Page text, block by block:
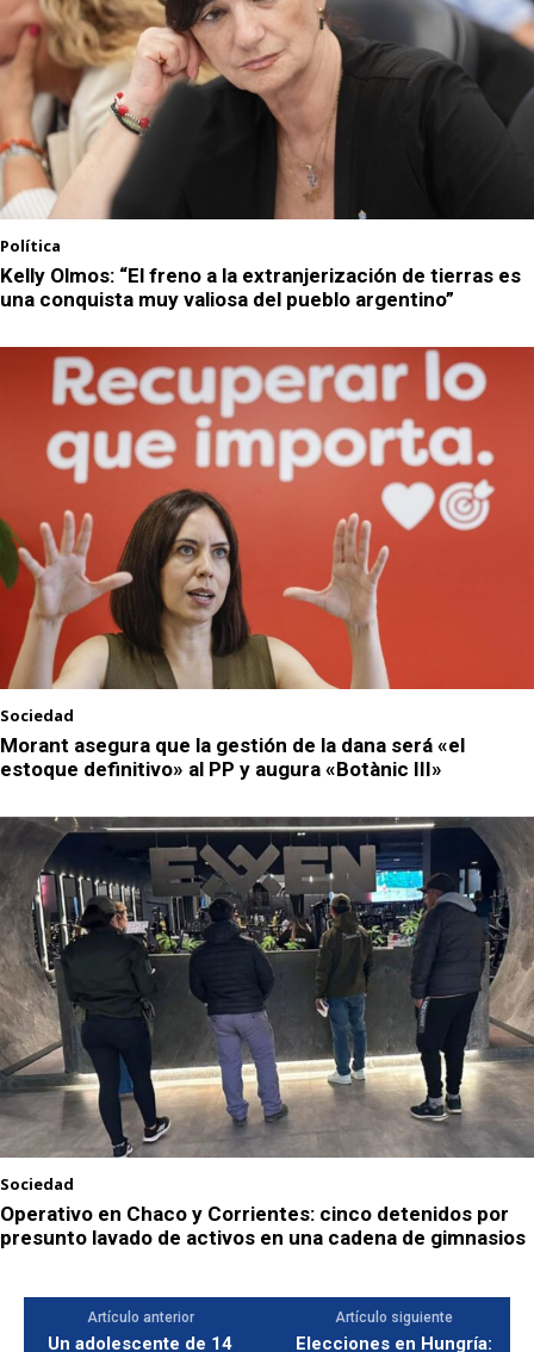
Política
Kelly Olmos: “El freno a la extranjerización de tierras es
una conquista muy valiosa del pueblo argentino”
Sociedad
Morant asegura que la gestión de la dana será «el
estoque definitivo» al PP y augura «Botànic III»
Sociedad
Operativo en Chaco y Corrientes: cinco detenidos por
presunto lavado de activos en una cadena de gimnasios
Artículo anterior
Un adolescente de 14
Artículo siguiente
Elecciones en Hungría: